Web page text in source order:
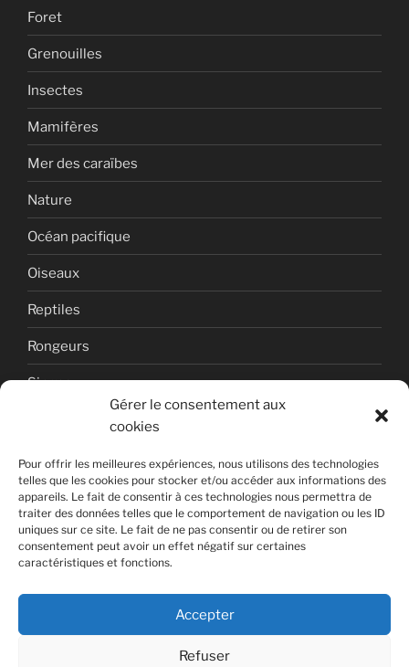
Gérer le consentement aux
cookies
Pour offrir les meilleures expériences, nous utilisons des technologies
telles que les cookies pour stocker et/ou accéder aux informations des
appareils. Le fait de consentir à ces technologies nous permettra de
traiter des données telles que le comportement de navigation ou les ID
uniques sur ce site. Le fait de ne pas consentir ou de retirer son
consentement peut avoir un effet négatif sur certaines
caractéristiques et fonctions.
Accepter
Refuser
Foret
Grenouilles
Insectes
Mamifères
Mer des caraïbes
Nature
Océan pacifique
Oiseaux
Reptiles
Rongeurs
Singes
Volcan
WordPress Themeby sumowp.com